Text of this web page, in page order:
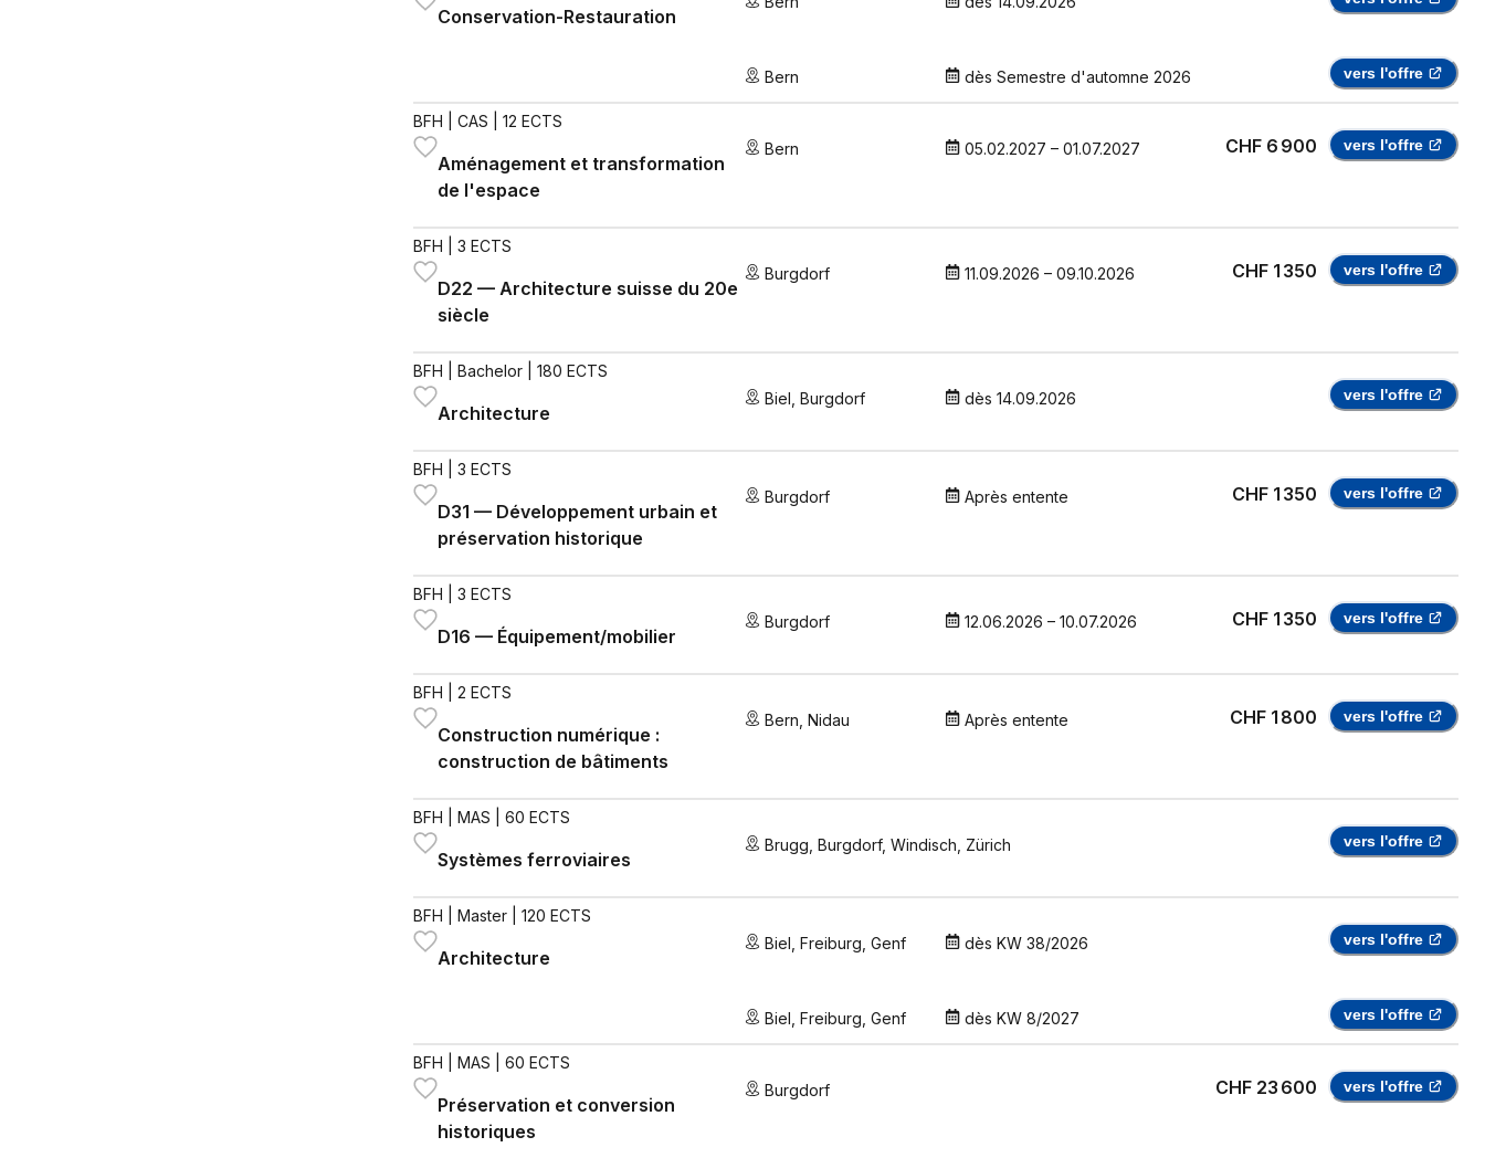
Conservation-Restauration
Bern dès Semestre d'automne 2026 vers l'offre
BFH | CAS | 12 ECTS
Aménagement et transformation
de l'espace
Bern 05.02.2027 – 01.07.2027 CHF 6 900 vers l'offre
BFH | 3 ECTS
D22 — Architecture suisse du 20e
siècle
Burgdorf 11.09.2026 – 09.10.2026 CHF 1 350 vers l'offre
BFH | Bachelor | 180 ECTS
Architecture
Biel , Burgdorf dès 14.09.2026 vers l'offre
BFH | 3 ECTS
D31 — Développement urbain et
préservation historique
Burgdorf Après entente CHF 1 350 vers l'offre
BFH | 3 ECTS
D16 — Équipement/mobilier
Burgdorf 12.06.2026 – 10.07.2026 CHF 1 350 vers l'offre
BFH | 2 ECTS
Construction numérique :
construction de bâtiments
Bern, Nidau Après entente CHF 1 800 vers l'offre
BFH | MAS | 60 ECTS
Systèmes ferroviaires
Brugg, Burgdorf, Windisch, Zürich vers l'offre
BFH | Master | 120 ECTS
Architecture
Biel , Freiburg, Genf dès KW 38/2026 vers l'offre
Biel , Freiburg, Genf dès KW 8/2027 vers l'offre
BFH | MAS | 60 ECTS
Préservation et conversion
historiques
Burgdorf CHF 23 600 vers l'offre